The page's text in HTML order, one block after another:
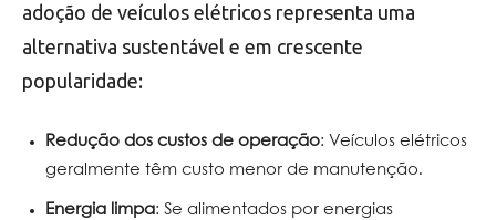
adoção de veículos elétricos representa uma
alternativa sustentável e em crescente
popularidade:
Redução dos custos de operação: Veículos elétricos
geralmente têm custo menor de manutenção.
Energia limpa: Se alimentados por energias